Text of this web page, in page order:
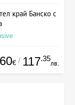
край Банско с
60€ / 117.35
лв.